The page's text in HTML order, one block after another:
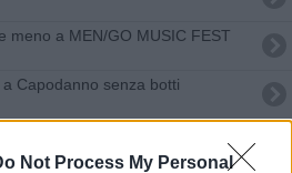
Not Process My Personal
meno a MEN/GO MUSIC FEST
Capodanno senza botti